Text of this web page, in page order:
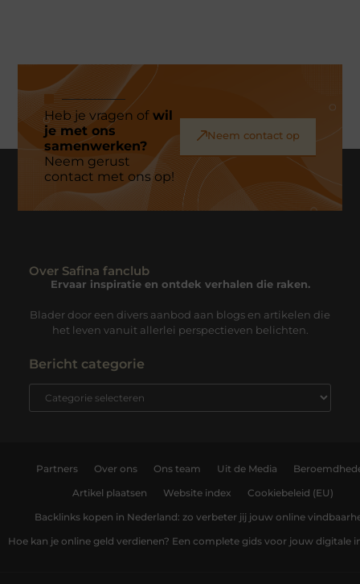
Heb je vragen ofwil
je met ons
samenwerken?
Neem gerust
contact met ons op!
Neem contact op
Over Safina fanclub
Ervaar inspiratie en ontdek verhalen die raken.
Blader door een divers aanbod aan blogs en artikelen die
het leven vanuit allerlei perspectieven belichten.
Bericht categorie
Partners Over ons Ons team Uit de Media
Artikel plaatsen Website index Cookiebeleid (EU)
Backlinks kopen in Nederland: zo verbeter jij jouw online
Hoe kan je online geld verdienen? Een complete gids voor jouw digitale